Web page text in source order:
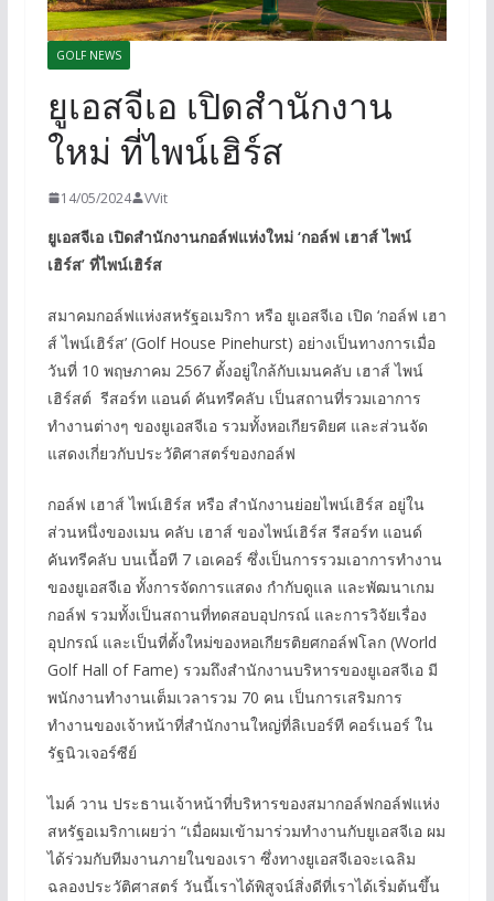
GOLF NEWS
ยูเอสจีเอ เปิดสำนักงาน
ใหม่ ที่ไพน์เฮิร์ส
14/05/2024 VVit
ยูเอสจีเอ เปิดสำนักงานกอล์ฟแห่งใหม่ ‘กอล์ฟ เฮาส์ ไพน์
เฮิร์ส’ ที่ไพน์เฮิร์ส
สมาคมกอล์ฟแห่งสหรัฐอเมริกา หรือ ยูเอสจีเอ เปิด ‘กอล์ฟ เฮา
ส์ ไพน์เฮิร์ส’ (Golf House Pinehurst) อย่างเป็นทางการเมื่อ
วันที่ 10 พฤษภาคม 2567 ตั้งอยู่ใกล้กับเมนคลับ เฮาส์ ไพน์
เฮิร์สต์ รีสอร์ท แอนด์ คันทรีคลับ เป็นสถานที่รวมเอาการ
ทำงานต่างๆ ของยูเอสจีเอ รวมทั้งหอเกียรติยศ และส่วนจัด
แสดงเกี่ยวกับประวัติศาสตร์ของกอล์ฟ
กอล์ฟ เฮาส์ ไพน์เฮิร์ส หรือ สำนักงานย่อยไพน์เฮิร์ส อยู่ใน
ส่วนหนึ่งของเมน คลับ เฮาส์ ของไพน์เฮิร์ส รีสอร์ท แอนด์
คันทรีคลับ บนเนื้อที 7 เอเคอร์ ซึ่งเป็นการรวมเอาการทำงาน
ของยูเอสจีเอ ทั้งการจัดการแสดง กำกับดูแล และพัฒนาเกม
กอล์ฟ รวมทั้งเป็นสถานที่ทดสอบอุปกรณ์ และการวิจัยเรื่อง
อุปกรณ์ และเป็นที่ตั้งใหม่ของหอเกียรติยศกอล์ฟโลก (World
Golf Hall of Fame) รวมถึงสำนักงานบริหารของยูเอสจีเอ มี
พนักงานทำงานเต็มเวลารวม 70 คน เป็นการเสริมการ
ทำงานของเจ้าหน้าที่สำนักงานใหญ่ที่ลิเบอร์ที คอร์เนอร์ ใน
รัฐนิวเจอร์ซีย์
ไมค์ วาน ประธานเจ้าหน้าที่บริหารของสมากอล์ฟกอล์ฟแห่ง
สหรัฐอเมริกาเผยว่า “เมื่อผมเข้ามาร่วมทำงานกับยูเอสจีเอ ผม
ได้ร่วมกับทีมงานภายในของเรา ซึ่งทางยูเอสจีเอจะเฉลิม
ฉลองประวัติศาสตร์ วันนี้เราได้พิสูจน์สิ่งดีที่เราได้เริ่มต้นขึ้น